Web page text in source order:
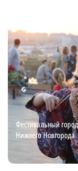
Фестивальный
Нижнего Новгорода